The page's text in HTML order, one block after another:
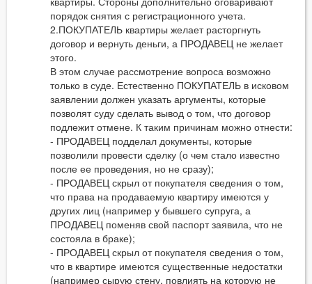
порядок снятия с регистрационного учета.
2.ПОКУПАТЕЛЬ квартиры желает расторгнуть
договор и вернуть деньги, а ПРОДАВЕЦ не желает
этого.
В этом случае рассмотрение вопроса возможно
только в суде. Естественно ПОКУПАТЕЛЬ в исковом
заявлении должен указать аргументы, которые
позволят суду сделать вывод о том, что договор
подлежит отмене. К таким причинам можно отнести:
- ПРОДАВЕЦ подделал документы, которые
позволили провести сделку (о чем стало известно
после ее проведения, но не сразу);
- ПРОДАВЕЦ скрыл от покупателя сведения о том,
что права на продаваемую квартиру имеются у
других лиц (например у бывшего супруга, а
ПРОДАВЕЦ поменяв свой паспорт заявила, что не
состояла в браке);
- ПРОДАВЕЦ скрыл от покупателя сведения о том,
что в квартире имеются существенные недостатки
(например сырую стену, повлиять на которую не